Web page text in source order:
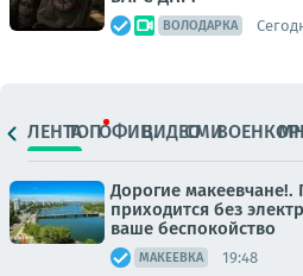
ВОЛОДАРКА
ЛЕНТАТОПОФИЦ.ВИДЕОСМИ
Дорогие
приходится без
ваше беспокойство
МАКЕЕВКА 19:48